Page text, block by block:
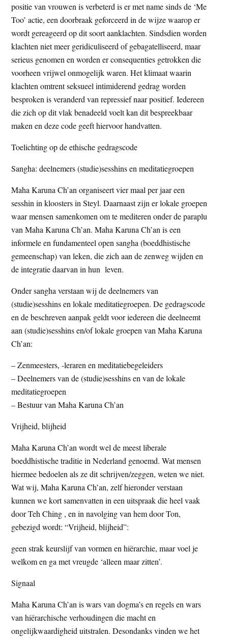
positie van vrouwen is verbeterd is er met name sinds de ‘Me
Too’ actie, een doorbraak geforceerd in de wijze waarop er
wordt gereageerd op dit soort aanklachten. Sindsdien worden
klachten niet meer geridiculiseerd of gebagatelliseerd, maar
serieus genomen en worden er consequenties getrokken die
voorheen vrijwel onmogelijk waren. Het klimaat waarin
klachten omtrent seksueel intimiderend gedrag worden
besproken is veranderd van repressief naar positief. Iedereen
die zich op dit vlak benadeeld voelt kan dit bespreekbaar
maken en deze code geeft hiervoor handvatten.
Toelichting op de ethische gedragscode
Sangha: deelnemers (studie)sesshins en meditatiegroepen
Maha Karuna Ch’an organiseert vier maal per jaar een
sesshin in kloosters in Steyl. Daarnaast zijn er lokale groepen
waar mensen samenkomen om te mediteren onder de paraplu
van Maha Karuna Ch’an. Maha Karuna Ch’an is een
informele en fundamenteel open sangha (boeddhistische
gemeenschap) van leken, die zich aan de zenweg wijden en
de integratie daarvan in hun leven.
Onder sangha verstaan wij de deelnemers van
(studie)sesshins en lokale meditatiegroepen. De gedragscode
en de beschreven aanpak geldt voor iedereen die deelneemt
aan (studie)sesshins en/of lokale groepen van Maha Karuna
Ch’an:
– Zenmeesters, -leraren en meditatiebegeleiders
– Deelnemers van de (studie)sesshins en van de lokale
meditatiegroepen
– Bestuur van Maha Karuna Ch’an
Vrijheid, blijheid
Maha Karuna Ch’an wordt wel de meest liberale
boeddhistische traditie in Nederland genoemd. Wat mensen
hiermee bedoelen als ze dit schrijven/zeggen, weten we niet.
Wat wij, Maha Karuna Ch’an, zelf hieronder verstaan
kunnen we kort samenvatten in een uitspraak die heel vaak
door Teh Ching , en in navolging van hem door Ton,
gebezigd wordt: “Vrijheid, blijheid”:
geen strak keurslijf van vormen en hiërarchie, maar voel je
welkom en ga met vreugde ‘alleen maar zitten’.
Signaal
Maha Karuna Ch’an is wars van dogma’s en regels en wars
van hiërarchische verhoudingen die macht en
ongelijkwaardigheid uitstralen. Desondanks vinden we het